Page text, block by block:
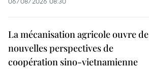
La mécanisation agricole ouvre de
nouvelles perspectives de
coopération sino-vietnamienne